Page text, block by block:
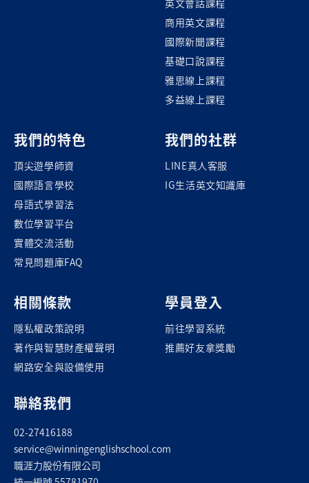
英文會話課程
商用英文課程
國際新聞課程
基礎口說課程
雅思線上課程
多益線上課程
我們的特色
頂尖遊學師資
國際語言學校
母語式學習法
數位學習平台
實體交流活動
常見問題庫FAQ
我們的社群
LINE真人客服
IG生活英文知識庫
相關條款
隱私權政策說明
著作與智慧財產權聲明
網路安全與設備使用
學員登入
前往學習系統
推薦好友拿獎勵
聯絡我們
02-27416188
service@winningenglishschool.com
職涯力股份有限公司